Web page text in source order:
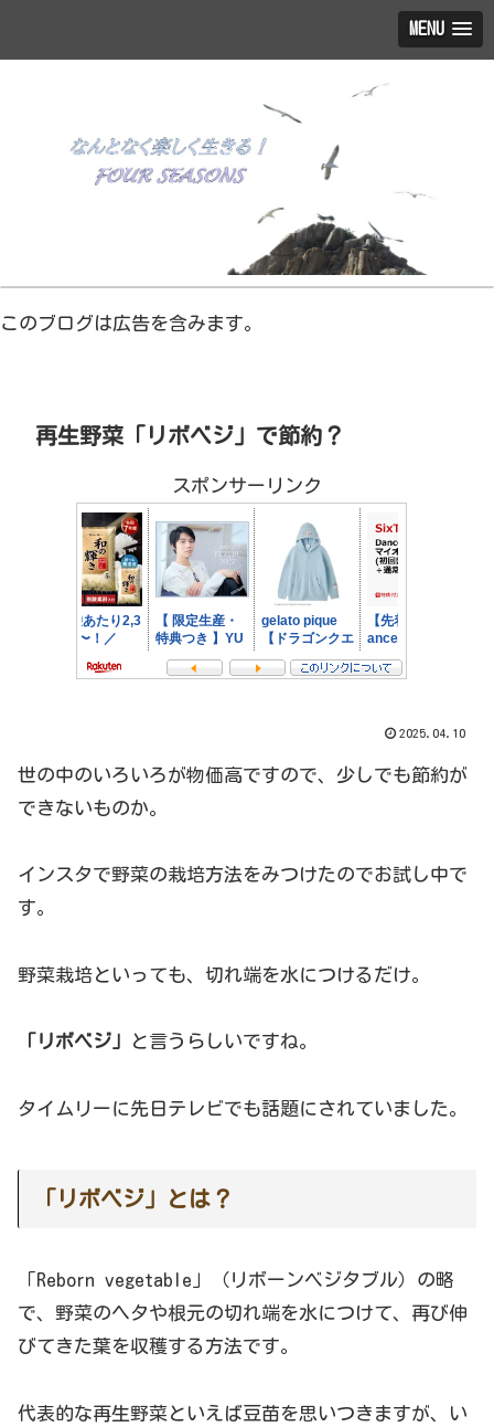
MENU
このブログは広告を含みます。
再生野菜「リボベジ」で節約？
スポンサーリンク
2025.04.10
世の中のいろいろが物価高ですので、少しでも節約が
できないものか。
インスタで野菜の栽培方法をみつけたのでお試し中で
す。
野菜栽培といっても、切れ端を水につけるだけ。
「リボベジ」 と言うらしいですね。
タイムリーに先日テレビでも話題にされていました。
「リボベジ」とは？
「Reborn vegetable」（リボーンベジタブル）の略
で、野菜のヘタや根元の切れ端を水につけて、再び伸
びてきた葉を収穫する方法です。
代表的な再生野菜といえば豆苗を思いつきますが、い